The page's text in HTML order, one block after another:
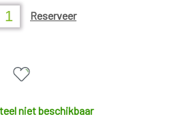
Reserveer
niet beschikbaar